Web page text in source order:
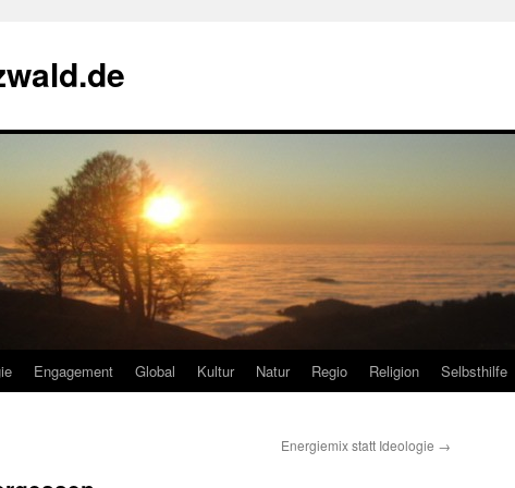
Engagement Global Kultur Natur Regio Religion Selbsthilfe
Energiemix statt Ideologie →